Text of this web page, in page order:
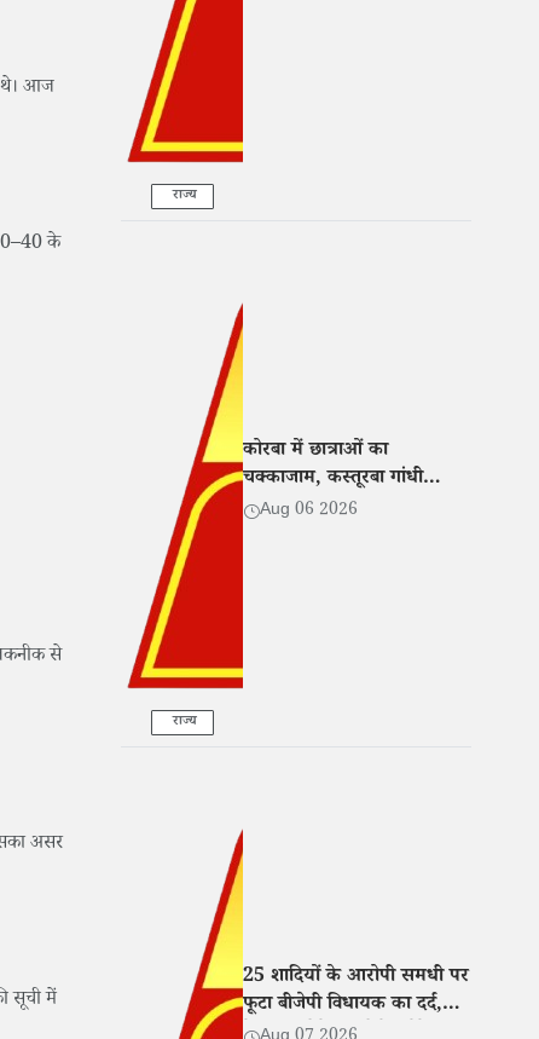
थे। आज
के
से
असर
सूची में
राज्य
राज्य
कोरबा में छात्राओं का
चक्काजाम, कस्तूरबा गांधी
छात्रावास अधीक्षिका पर प्रताड़ना
Aug 06 2026
25 शादियों के आरोपी समधी पर
फूटा बीजेपी विधायक का दर्द,